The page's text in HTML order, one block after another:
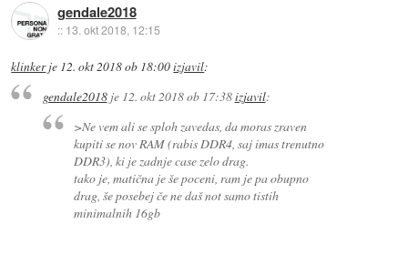
gendale2018
:: 13. okt 2018, 12:15
klinkerje 12. okt 2018 ob 18:00izjavil:
gendale2018je 12. okt 2018 ob 17:38izjavil:
>Ne vem ali se sploh zavedas, da moras zraven
kupiti se nov RAM (rabis DDR4, saj imas trenutno
DDR3), ki je zadnje case zelo drag.
tako je, matična je še poceni, ram je pa obupno
drag, še posebej če ne daš not samo tistih
minimalnih 16gb